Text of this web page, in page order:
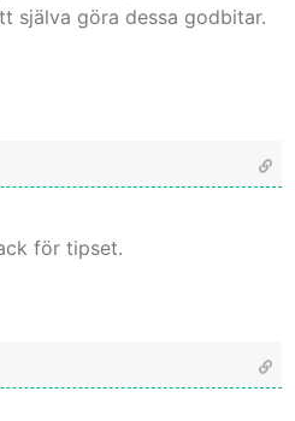
själva göra dessa godbitar.
för tipset.